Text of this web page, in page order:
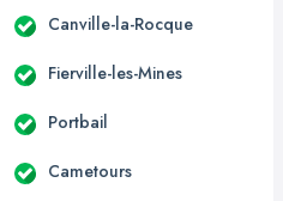
Canville-la-Rocque
Fierville-les-Mines
Portbail
Cametours